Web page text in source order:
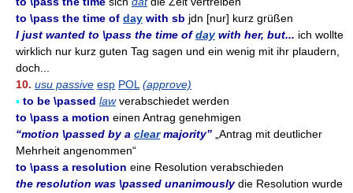
to \pass the time of day with sb jdn [nur] kurz grüßen
I just wanted to \pass the time ofdaywith her, but... ich wollte
wirklich nur kurz guten Tag sagen und ein wenig mit ihr plaudern,
doch...
10. usu passive esp POL (approve)
▪ to be \passed lawverabschiedet werden
to \pass a motion einen Antrag genehmigen
“motion \passed by a clearmajority” „Antrag mit deutlicher
Mehrheit angenommen“
to \pass a resolution eine Resolution verabschieden
the resolution was \passed unanimouslydie Resolution wurde